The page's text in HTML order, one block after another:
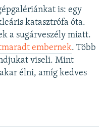
is: egy
katasztrófa óta.
a sugárveszély miatt.
embernek. Több
viseli. Mint
élni, amíg kedves